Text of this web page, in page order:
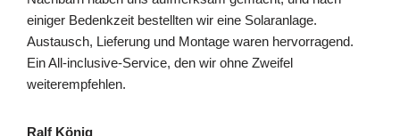
einiger Bedenkzeit bestellten wir eine Solaranlage.
Austausch, Lieferung und Montage waren hervorragend.
Ein All-inclusive-Service, den wir ohne Zweifel
weiterempfehlen.
Ralf König